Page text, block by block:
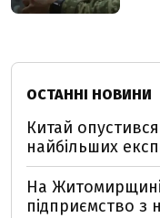
ОСТАННІ НОВИНИ
Китай
найбільших
На
підприємство з